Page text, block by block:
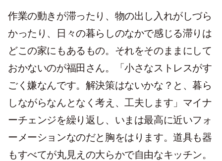
作業の動きが滞ったり、物の出し入れがしづら
かったり、日々の暮らしのなかで感じる滞りは
どこの家にもあるもの。それをそのままにして
おかないのが福田さん。「小さなストレスがす
ごく嫌なんです。解決策はないかな？と、暮ら
しながらなんとなく考え、工夫します」マイナ
ーチェンジを繰り返し、いまは最高に近いフォ
ーメーションなのだと胸をはります。道具も器
もすべてが丸見えの大らかで自由なキッチン。